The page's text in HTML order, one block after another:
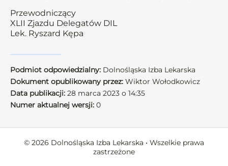
Przewodniczący
XLII Zjazdu Delegatów DIL
Lek. Ryszard Kępa
Podmiot odpowiedzialny: Dolnośląska Izba Lekarska
Dokument opublikowany przez: Wiktor Wołodkowicz
Data publikacji: 28 marca 2023 o 14:35
Numer aktualnej wersji: 0
© 2026 Dolnośląska Izba Lekarska • Wszelkie prawa
zastrzeżone